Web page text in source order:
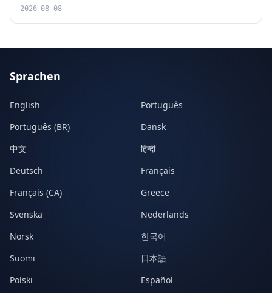
2026-08-08
Sprachen
English
Português
Português (BR)
Dansk
中文
हिन्दी
Deutsch
Français
Français (CA)
Greece
Svenska
Nederlands
Norsk
한국어
Suomi
日本語
Polski
Español